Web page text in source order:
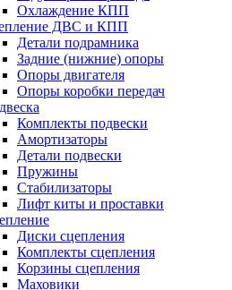
Охлаждение КПП
ДВС и КПП
Детали подрамника
Задние (нижние) опоры
Опоры двигателя
Опоры коробки передач
Комплекты подвески
Амортизаторы
Детали подвески
Пружины
Стабилизаторы
Лифт киты и проставки
Диски сцепления
Комплекты сцепления
Корзины сцепления
Маховики